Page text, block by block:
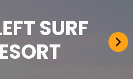
SURF